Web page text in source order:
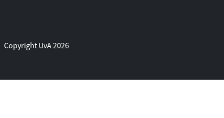
Copyright UvA 2026